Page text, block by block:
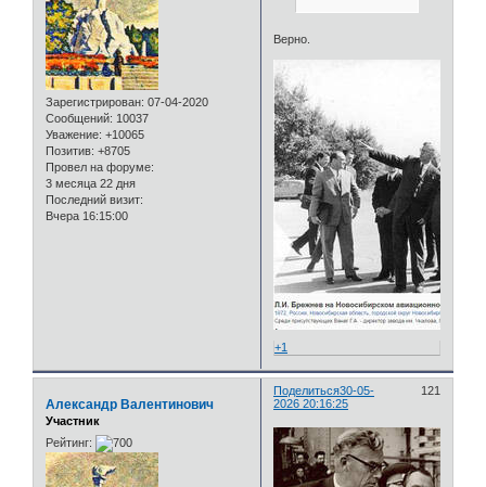
Зарегистрирован: 07-04-2020
Сообщений: 10037
Уважение: +10065
Позитив: +8705
Провел на форуме:
3 месяца 22 дня
Последний визит:
Вчера 16:15:00
Верно.
+1
Поделиться 121
30-05-
2026 20:16:25
Александр Валентинович
Участник
Рейтинг: